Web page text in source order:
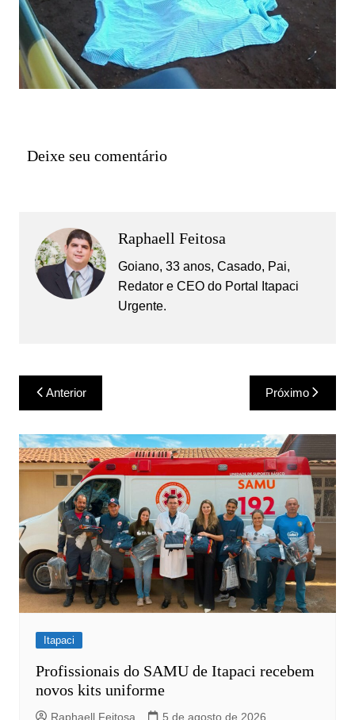
Deixe seu comentário
Raphaell Feitosa
Goiano, 33 anos, Casado, Pai,
Redator e CEO do Portal Itapaci
Urgente.
Navegação
de
Post
Anterior Próximo
Itapaci
Profissionais do SAMU de Itapaci recebem
novos kits uniforme
Raphaell Feitosa 5 de agosto de 2026